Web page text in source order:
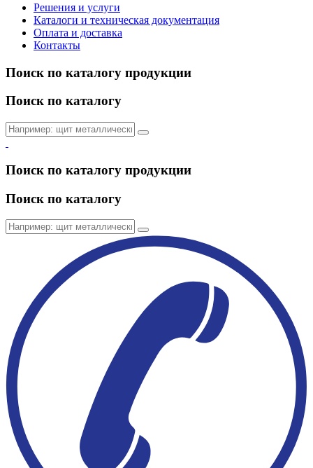
Решения и услуги
Каталоги и техническая документация
Оплата и доставка
Контакты
Поиск по каталогу продукции
Поиск по каталогу
Поиск по каталогу продукции
Поиск по каталогу